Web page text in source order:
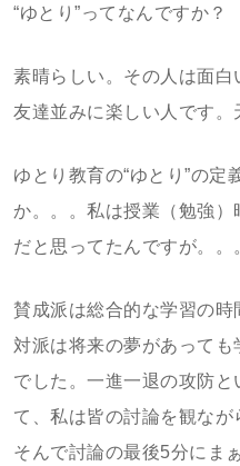
“ゆとり”ってなんですか？
素晴らしい。その人は面
友達並みに楽しい人です。
ゆとり教育の“ゆとり”の定
か。。。私は授業（勉強）
だと思ってたんですが。。
賛成派は総合的な学習の時
対派は将来の夢があって
でした。一進一退の攻防
て、私は皆の討論を観なが
そんで討論の最後5分にま